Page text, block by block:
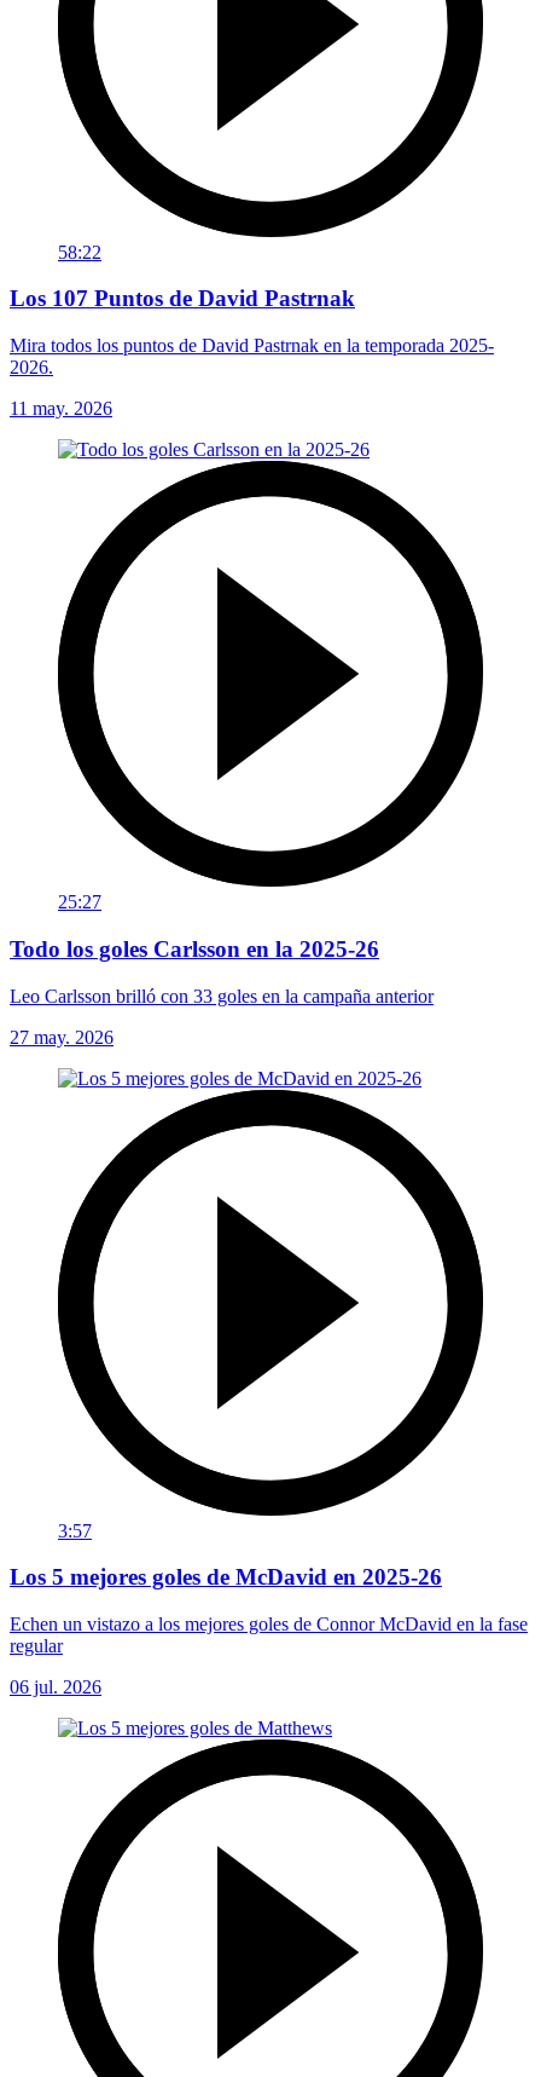
58:22
Los 107 Puntos de David Pastrnak
Mira todos los puntos de David Pastrnak en la temporada 2025-
2026.
11 may. 2026
25:27
Todo los goles Carlsson en la 2025-26
Leo Carlsson brilló con 33 goles en la campaña anterior
27 may. 2026
3:57
Los 5 mejores goles de McDavid en 2025-26
Echen un vistazo a los mejores goles de Connor McDavid en la fase
regular
06 jul. 2026